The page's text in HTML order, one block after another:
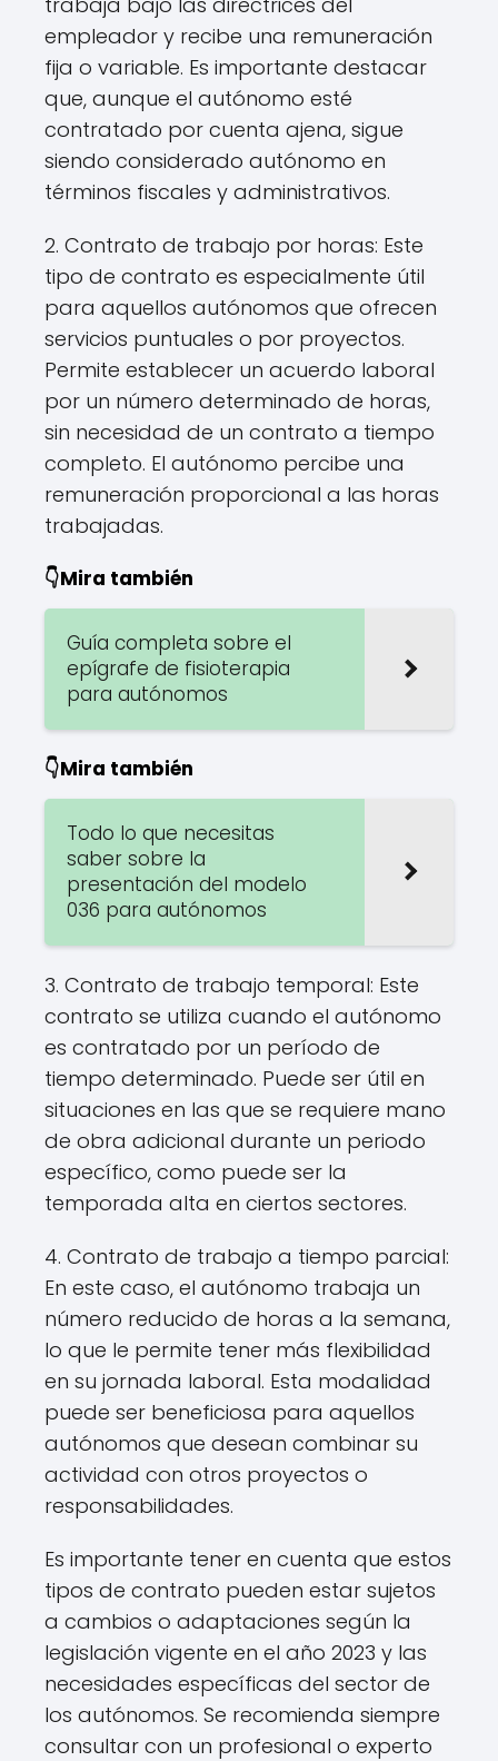
empleador y recibe una remuneración
fija o variable. Es importante destacar
que, aunque el autónomo esté
contratado por cuenta ajena, sigue
siendo considerado autónomo en
términos fiscales y administrativos.
2. Contrato de trabajo por horas: Este
tipo de contrato es especialmente útil
para aquellos autónomos que ofrecen
servicios puntuales o por proyectos.
Permite establecer un acuerdo laboral
por un número determinado de horas,
sin necesidad de un contrato a tiempo
completo. El autónomo percibe una
remuneración proporcional a las horas
trabajadas.
👇Mira también
Guía completa sobre el
epígrafe de fisioterapia
para autónomos
👇Mira también
Todo lo que necesitas
saber sobre la
presentación del modelo
036 para autónomos
3. Contrato de trabajo temporal: Este
contrato se utiliza cuando el autónomo
es contratado por un período de
tiempo determinado. Puede ser útil en
situaciones en las que se requiere mano
de obra adicional durante un periodo
específico, como puede ser la
temporada alta en ciertos sectores.
4. Contrato de trabajo a tiempo parcial:
En este caso, el autónomo trabaja un
número reducido de horas a la semana,
lo que le permite tener más flexibilidad
en su jornada laboral. Esta modalidad
puede ser beneficiosa para aquellos
autónomos que desean combinar su
actividad con otros proyectos o
responsabilidades.
Es importante tener en cuenta que estos
tipos de contrato pueden estar sujetos
a cambios o adaptaciones según la
legislación vigente en el año 2023 y las
necesidades específicas del sector de
los autónomos. Se recomienda siempre
consultar con un profesional o experto